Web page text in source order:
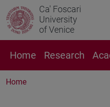
Ca' Foscari
University
of Venice
Home Research
Home